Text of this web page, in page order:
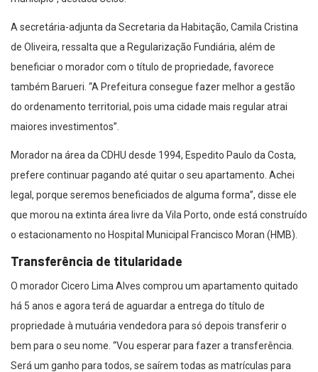
A secretária-adjunta da Secretaria da Habitação, Camila Cristina
de Oliveira, ressalta que a Regularização Fundiária, além de
beneficiar o morador com o título de propriedade, favorece
também Barueri. “A Prefeitura consegue fazer melhor a gestão
do ordenamento territorial, pois uma cidade mais regular atrai
maiores investimentos”.
Morador na área da CDHU desde 1994, Espedito Paulo da Costa,
prefere continuar pagando até quitar o seu apartamento. Achei
legal, porque seremos beneficiados de alguma forma”, disse ele
que morou na extinta área livre da Vila Porto, onde está construído
o estacionamento no Hospital Municipal Francisco Moran (HMB).
Transferência de titularidade
O morador Cicero Lima Alves comprou um apartamento quitado
há 5 anos e agora terá de aguardar a entrega do título de
propriedade à mutuária vendedora para só depois transferir o
bem para o seu nome. “Vou esperar para fazer a transferência.
Será um ganho para todos, se saírem todas as matrículas para